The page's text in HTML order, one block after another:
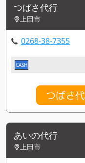
つばさ代行
上田市
0268-38-7355
CASH
つばさ
あいの代行
上田市